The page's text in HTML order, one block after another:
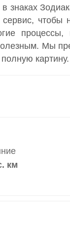
в знаках
сервис, чтобы
Мы
картину.
км